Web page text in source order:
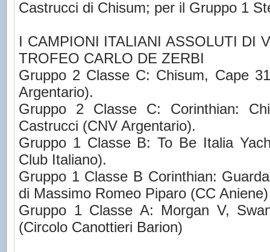
Castrucci di Chisum; per il Gruppo 1
I CAMPIONI ITALIANI ASSOLUTI DI
TROFEO CARLO DE ZERBI
Gruppo 2 Classe C: Chisum, Cape
Argentario).
Gruppo 2 Classe C: Corinthian:
Castrucci (CNV Argentario).
Gruppo 1 Classe B: To Be Italia
Club Italiano).
Gruppo 1 Classe B Corinthian:
di Massimo Romeo Piparo (CC Aniene)
Gruppo 1 Classe A: Morgan V,
(Circolo Canottieri Barion)